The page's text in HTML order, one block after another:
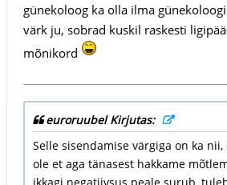
günekoloog ka olla ilma
värk ju, sobrad kuskil raskesti
mõnikord
euroruubel Kirjutas:
Selle sisendamise värgiga on ka
ole et aga tänasest hakkame
ikkagi negatiivsus peale surub,